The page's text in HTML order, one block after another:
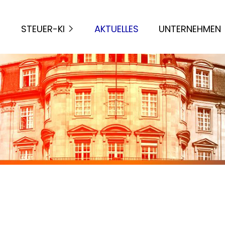
STEUER-KI AKTUELLES UNTERNEHMEN